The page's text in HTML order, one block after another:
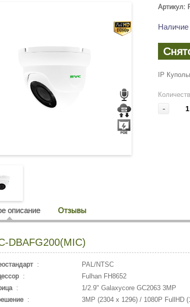
Артикул:
Наличие
IP
-
описание Отзывы
DBAFG200(MIC)
:
PAL/NTSC
:
Fulhan FH8652
:
1/2.9" Galaxycore GC2063 3MP
:
3MP (2304 х 1296) / 1080P FullHD